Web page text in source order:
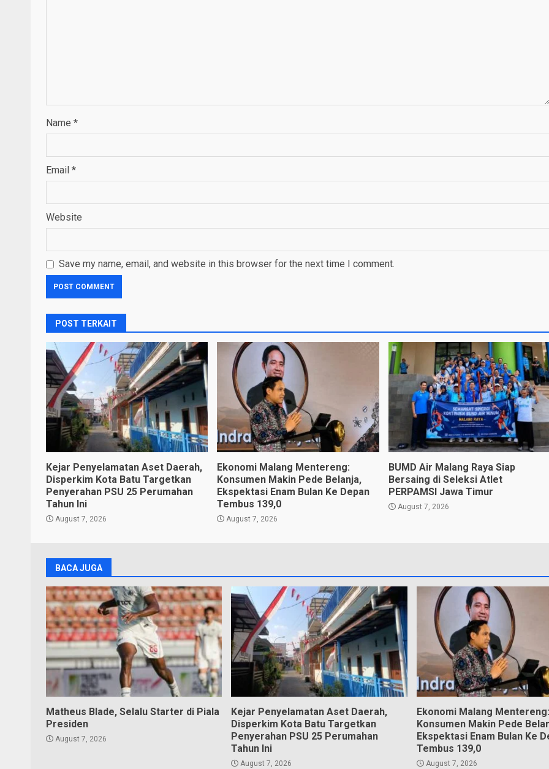
Name *
Email *
Website
Save my name, email, and website in this browser for the next time I comment.
POST TERKAIT
Kejar Penyelamatan Aset Daerah,
Disperkim Kota Batu Targetkan
Penyerahan PSU 25 Perumahan
Tahun Ini
August 7, 2026
Ekonomi Malang Mentereng:
Konsumen Makin Pede Belanja,
Ekspektasi Enam Bulan Ke Depan
Tembus 139,0
August 7, 2026
BUMD Air Malang Raya Siap
Bersaing di Seleksi Atlet
PERPAMSI Jawa Timur
August 7, 2026
BACA JUGA
Matheus Blade, Selalu Starter di Piala
Presiden
August 7, 2026
Kejar Penyelamatan Aset Daerah,
Disperkim Kota Batu Targetkan
Penyerahan PSU 25 Perumahan
Tahun Ini
August 7, 2026
Ekonomi Malang Mentereng:
Konsumen Makin Pede
Ekspektasi Enam Bulan Ke
Tembus 139,0
August 7, 2026